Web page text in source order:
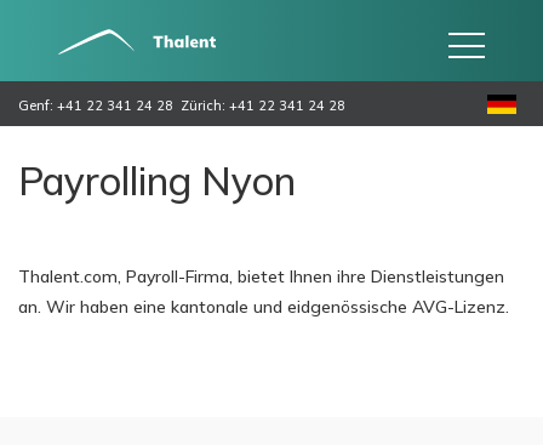
Genf: +41 22 341 24 28 Zürich: +41 22 341 24 28
Payrolling Nyon
Thalent.com, Payroll-Firma, bietet Ihnen ihre Dienstleistungen
an. Wir haben eine kantonale und eidgenössische AVG-Lizenz.